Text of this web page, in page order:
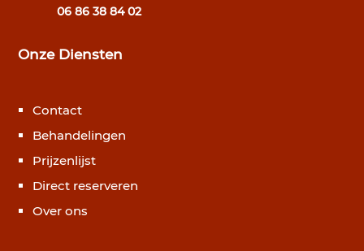
06 86 38 84 02
Onze Diensten
Contact
Behandelingen
Prijzenlijst
Direct reserveren
Over ons